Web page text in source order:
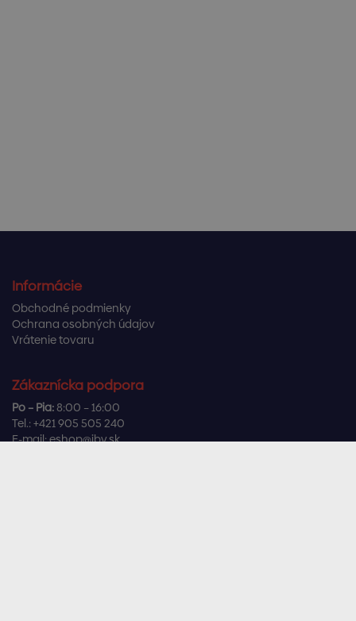
Informácie
Obchodné podmienky
Ochrana osobných údajov
Vrátenie tovaru
Zákaznícka podpora
Po – Pia:8:00 – 16:00
Tel.: +421 905 505 240
E-mail:eshop@ibv.sk